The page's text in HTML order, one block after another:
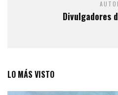
Divulgadores
LO MÁS VISTO